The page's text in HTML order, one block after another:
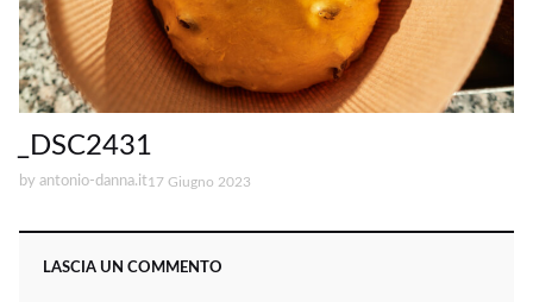
_DSC2431
by antonio-danna.it17 Giugno 2023
LASCIA UN COMMENTO